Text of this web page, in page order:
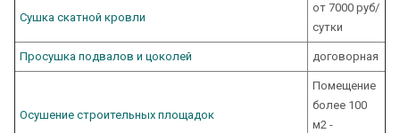
Сушка скатной кровли
от 7000 руб/
сутки
Просушка подвалов и цоколей договорная
Осушение строительных площадок
Помещение
более 100
м2 -